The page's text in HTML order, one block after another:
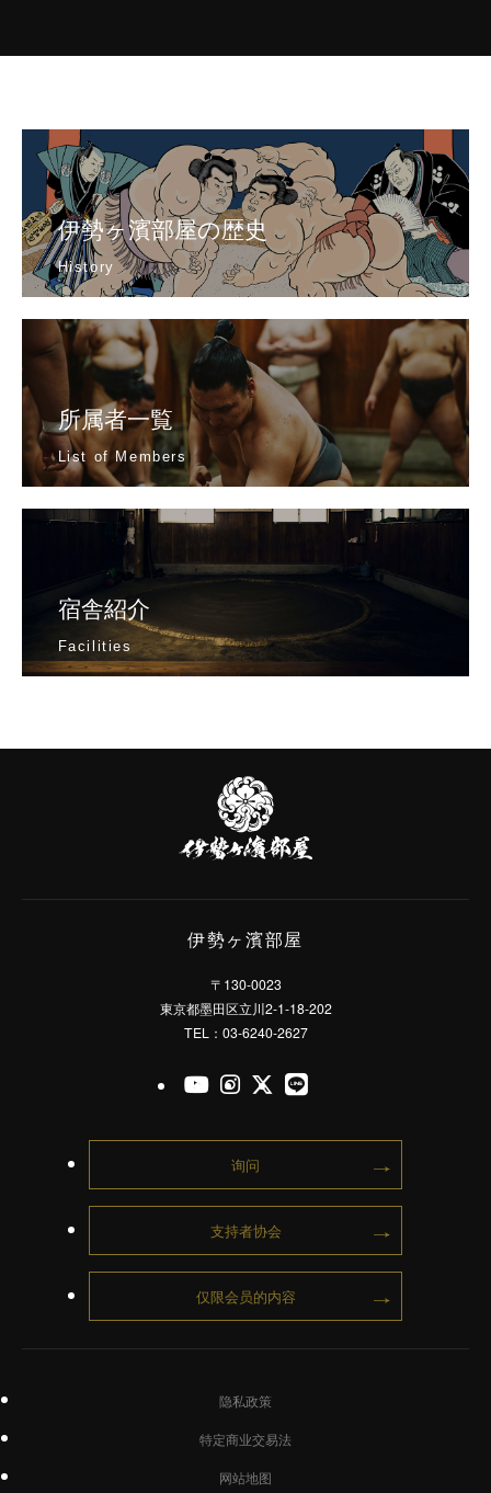
伊勢ヶ濱部屋の歴史
History
所属者一覧
List of Members
宿舎紹介
Facilities
部
伊勢ヶ濱部屋
〒130-0023
東京都墨田区立川2-1-18-202
TEL：03-6240-2627
官方的Youtube
官方的Instagram
官方的X
官方的LINE
询问
支持者协会
仅限会员的内容
隐私政策
特定商业交易法
网站地图